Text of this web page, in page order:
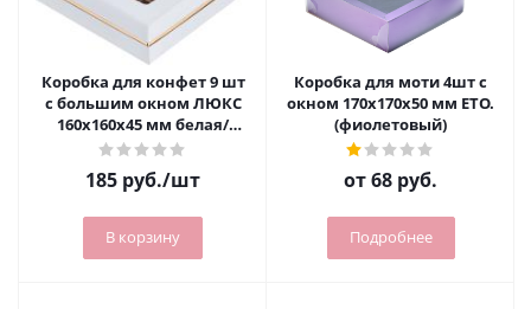
Коробка для конфет 9 шт
с большим окном ЛЮКС
160х160х45 мм белая/
золото РУ.
185 руб./шт
В корзину
Коробка для моти 4шт с
окном 170х170х50 мм ETO.
(фиолетовый)
от68 руб.
Подробнее